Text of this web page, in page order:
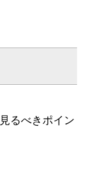
るべきポイン